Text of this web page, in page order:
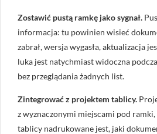
Zostawić pustą ramkę jako sygnał.
informacja: tu powinien wisieć
zabrał, wersja wygasła, aktualizacja
luka jest natychmiast widoczna
bez przeglądania żadnych list.
Zintegrować z projektem tablicy.
z wyznaczonymi miejscami pod
tablicy nadrukowane jest, jaki